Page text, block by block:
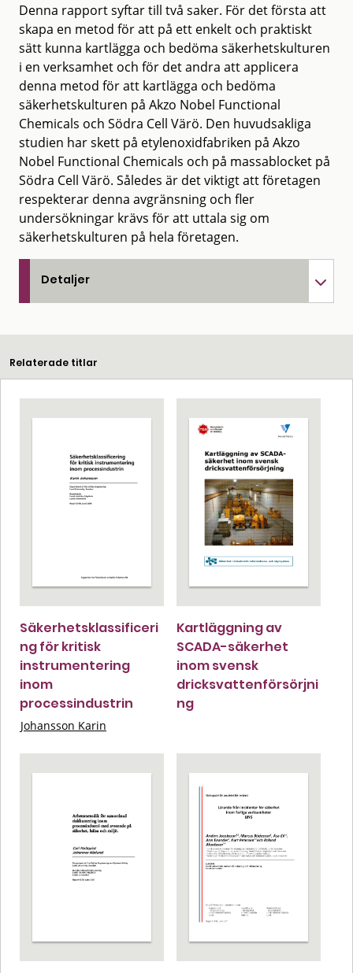
Denna rapport syftar till två saker. För det första att
skapa en metod för att på ett enkelt och praktiskt
sätt kunna kartlägga och bedöma säkerhetskulturen
i en verksamhet och för det andra att applicera
denna metod för att kartlägga och bedöma
säkerhetskulturen på Akzo Nobel Functional
Chemicals och Södra Cell Värö. Den huvudsakliga
studien har skett på etylenoxidfabriken på Akzo
Nobel Functional Chemicals och på massablocket på
Södra Cell Värö. Således är det viktigt att företagen
respekterar denna avgränsning och fler
undersökningar krävs för att uttala sig om
säkerhetskulturen på hela företagen.
Detaljer
Relaterade titlar
Säkerhetsklassificeri
ng för kritisk
instrumentering
inom
processindustrin
Johansson Karin
Kartläggning av
SCADA-säkerhet
inom svensk
dricksvattenförsörjni
ng